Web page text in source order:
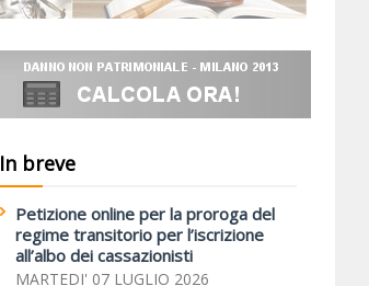
In breve
Petizione online per la proroga del
regime transitorio per l’iscrizione
all’albo dei cassazionisti
MARTEDI' 07 LUGLIO 2026